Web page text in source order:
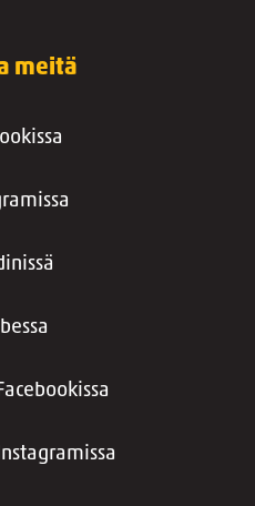
meitä